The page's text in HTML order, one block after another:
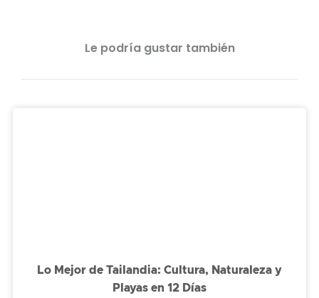
Le podría gustar también
Lo Mejor de Tailandia: Cultura, Naturaleza y
Playas en 12 Días